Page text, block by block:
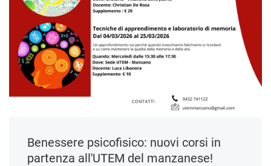
Benessere psicofisico: nuovi corsi in
partenza all'UTEM del manzanese!